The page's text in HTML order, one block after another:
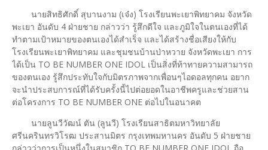
นายสิทธิศักดิ์ สุบานงาม (เจ๋ง) โรงเรียนพะเยาพิทยาคม จังหวัด
พะเยา อันดับ 4 ฝ่ายชาย กล่าวว่า รู้สึกดีใจ และภูมิใจในตนเองที่ได้
ทำตามเป้าหมายของตนเองได้สำเร็จ และได้สร้างชื่อเสียงให้กับ
โรงเรียนพะเยาพิทยาคม และชุมชนบ้านป่าหวาย จังหวัดพะเยา การ
ได้เป็น TO BE NUMBER ONE IDOL เป็นสิ่งที่ท้าทายความสามารถ
ของตนเอง รู้สึกประทับใจกับมิตรภาพจากเพื่อนๆไอดอลทุกคน อยาก
จะนำประสบการณ์ที่ได้รับครั้งนี้ไปต่อยอดในอาชีพครูและช่วยสาน
ต่อโครงการ TO BE NUMBER ONE ต่อไปในอนาคต
นายลูนวีวัฒน์ ตัน (ลูนวี) โรงเรียนสาธิตมหาวิทยาลัย
ศรีนครินทรวิโรฒ ประสานมิตร กรุงเทพมหานคร อันดับ 5 ฝ่ายชาย